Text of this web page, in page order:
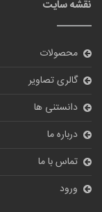
نقشه سایت
محصولات
گالری تصاویر
دانستنی ها
درباره ما
تماس با ما
ورود